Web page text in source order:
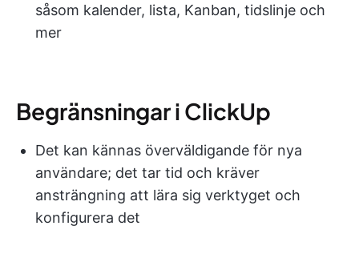
såsom kalender, lista, Kanban, tidslinje och
mer
Begränsningar i ClickUp
Det kan kännas överväldigande för nya
användare; det tar tid och kräver
ansträngning att lära sig verktyget och
konfigurera det